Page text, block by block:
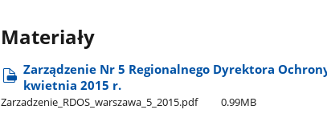
Materiały
Zarządzenie Nr 5 Regionalnego Dyrektora
kwietnia 2015 r.
Zarzadzenie​_RDOS​_warszawa​_5​_2015.pdf 0.99MB